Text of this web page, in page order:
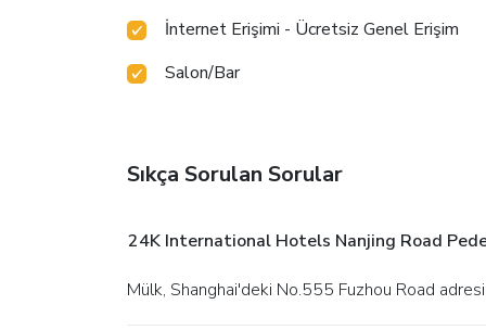
İnternet Erişimi - Ücretsiz Genel Erişim
Salon/Bar
Sıkça Sorulan Sorular
24K International Hotels Nanjing Road
Mülk, Shanghai'deki No.555 Fuzhou Road